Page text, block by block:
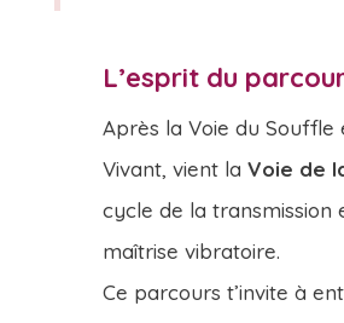
L’esprit du
Après la Voie du Souffle
Vivant, vient la Voie de
cycle de la transmission
maîtrise vibratoire.
Ce parcours t’invite à